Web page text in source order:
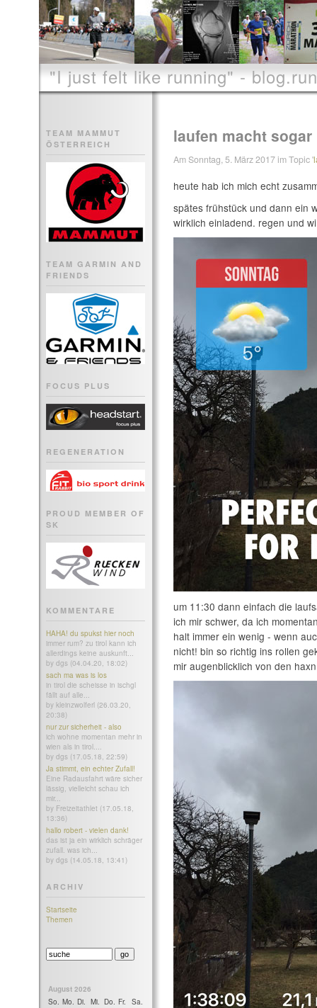
"I just felt like running" -
TEAM MAMMUT
ÖSTERREICH
TEAM GARMIN AND
FRIENDS
FOCUS PLUS
REGENERATION
PROUD MEMBER OF
SK
KOMMENTARE
HAHA! du spukst hier noch
immer rum? zu tirol kann ich
allerdings keine auskunft...
by dgs (04.04.20, 18:02)
sach ma was is los
in tirol die scheisse in ischgl
fällt auf alle...
by kleinzwolferl (26.03.20,
20:38)
nur zur sicherheit - also
ich wohne momentan mehr in
wien als in tirol....
by dgs (17.05.18, 22:59)
Ja stimmt, ein echter Zufall!
Eine Radausfahrt wäre sicher
lässig, vielleicht schau ich
mir...
by Freizeitathlet (17.05.18,
13:36)
hallo robert - vielen dank!
das ist ja ein wirklich schräger
zufall. was ich...
by dgs (14.05.18, 13:41)
ARCHIV
Startseite
Themen
August 2026
So. Mo. Di. Mi. Do. Fr.
Sa.
laufen macht
Am Sonntag, 5. März 2017 im Topic '
heute hab ich mich echt
spätes frühstück und dann ein
wirklich einladend. regen und
um 11:30 dann einfach die
ich mir schwer, da ich
halt immer ein wenig - wenn
nicht! bin so richtig ins rollen
mir augenblicklich von den